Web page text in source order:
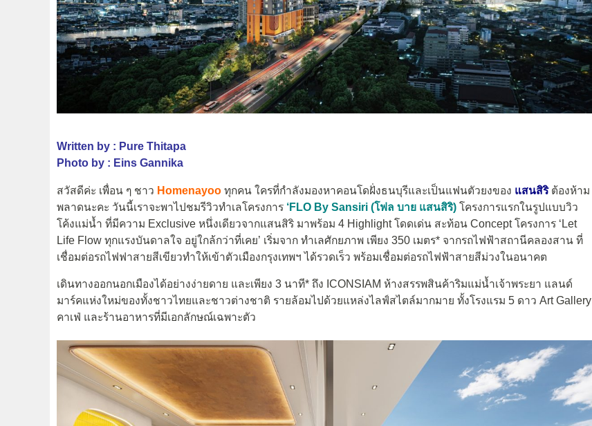
Written by : Pure Thitapa
Photo by : Eins Gannika
สวัสดีค่ะ เพื่อน ๆ ชาว Homenayoo ทุกคน ใครที่กำลังมองหาคอนโดฝั่งธนบุรีและเป็นแฟนตัวยงของ แสนสิริ ต้องห้าม
พลาดนะคะ วันนี้เราจะพาไปชมรีวิวทำเลโครงการ ‘FLO By Sansiri (โฟล บาย แสนสิริ) โครงการแรกในรูปแบบวิว
โค้งแม่น้ำ ที่มีความ Exclusive หนึ่งเดียวจากแสนสิริ มาพร้อม 4 Highlight โดดเด่น สะท้อน Concept โครงการ ‘Let
Life Flow ทุกแรงบันดาลใจ อยู่ใกล้กว่าที่เคย’ เริ่มจาก ทำเลศักยภาพ เพียง 350 เมตร* จากรถไฟฟ้าสถานีคลองสาน ที่
เชื่อมต่อรถไฟฟาสายสีเขียวทำให้เข้าตัวเมืองกรุงเทพฯ ได้รวดเร็ว พร้อมเชื่อมต่อรถไฟฟ้าสายสีม่วงในอนาคต
เดินทางออกนอกเมืองได้อย่างง่ายดาย และเพียง 3 นาที* ถึง ICONSIAM ห้างสรรพสินค้าริมแม่น้ำเจ้าพระยา แลนด์
มาร์คแห่งใหม่ของทั้งชาวไทยและชาวต่างชาติ รายล้อมไปด้วยแหล่งไลฟ์สไตล์มากมาย ทั้งโรงแรม 5 ดาว Art Gallery
คาเฟ่ และร้านอาหารที่มีเอกลักษณ์เฉพาะตัว